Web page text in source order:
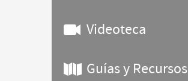
Videoteca
Guías y Recursos